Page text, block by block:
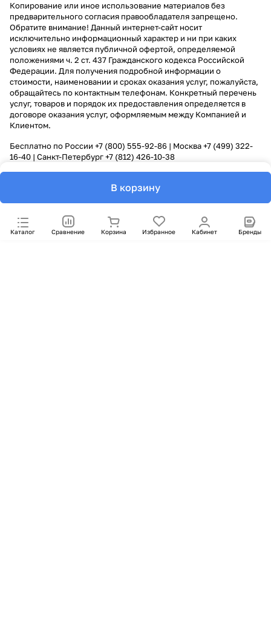
В корзину
Каталог Сравнение Корзина Избранное Кабинет Бренды
Копирование или иное использование материалов без
предварительного согласия правообладателя запрещено.
Обратите внимание! Данный интернет-сайт носит
исключительно информационный характер и ни при каких
условиях не является публичной офертой, определяемой
положениями ч. 2 ст. 437 Гражданского кодекса Российской
Федерации. Для получения подробной информации о
стоимости, наименовании и сроках оказания услуг, пожалуйста,
обращайтесь по контактным телефонам. Конкретный перечень
услуг, товаров и порядок их предоставления определяется в
договоре оказания услуг, оформляемым между Компанией и
Клиентом.
Бесплатно по России +7 (800) 555-92-86 | Москва+7 (499) 322-
16-40 | Санкт-Петербург+7 (812) 426-10-38